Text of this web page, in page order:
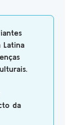
Latina
da